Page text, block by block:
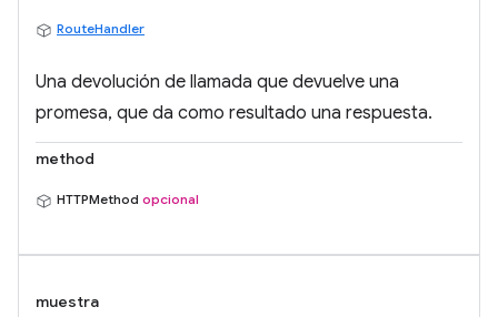
RouteHandler
Una devolución de llamada que devuelve una
promesa, que da como resultado una respuesta.
method
HTTPMethod opcional
muestra